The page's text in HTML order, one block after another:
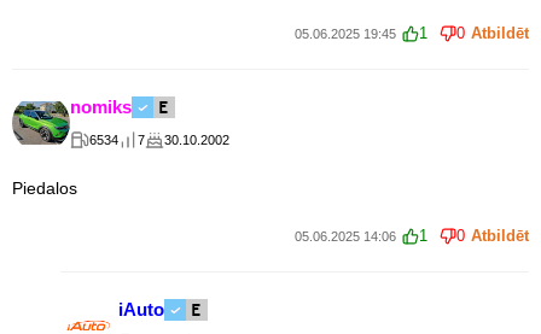
05.06.2025 19:45 1 0 Atbildēt
nomiks
6534 7 30.10.2002
Piedalos
05.06.2025 14:06 1 0 Atbildēt
iAuto